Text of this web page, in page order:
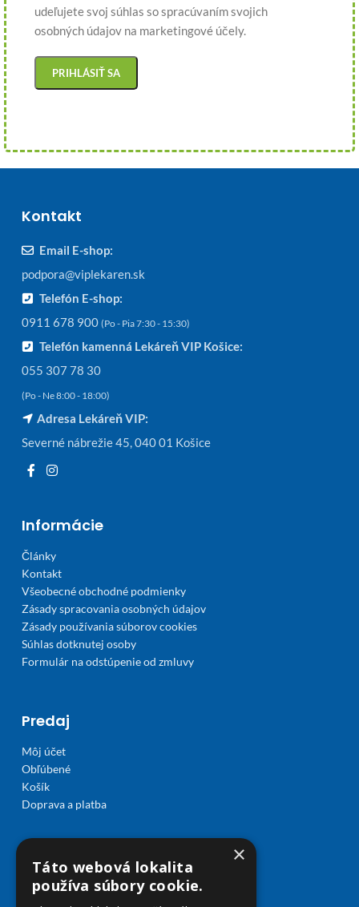
udeľujete svoj súhlas so spracúvaním svojich
osobných údajov na marketingové účely.
Kontakt
Email E-shop:
podpora@viplekaren.sk
Telefón E-shop:
0911 678 900 (Po - Pia 7:30 - 15:30)
Telefón kamenná Lekáreň VIP Košice:
055 307 78 30
(Po - Ne 8:00 - 18:00)
Adresa Lekáreň VIP:
Severné nábrežie 45, 040 01 Košice
Informácie
Články
Kontakt
Všeobecné obchodné podmienky
Zásady spracovania osobných údajov
Zásady používania súborov cookies
Súhlas dotknutej osoby
Formulár na odstúpenie od zmluvy
Predaj
Môj účet
Obľúbené
Košík
Doprava a platba
×
Táto webová lokalita
používa súbory cookie.